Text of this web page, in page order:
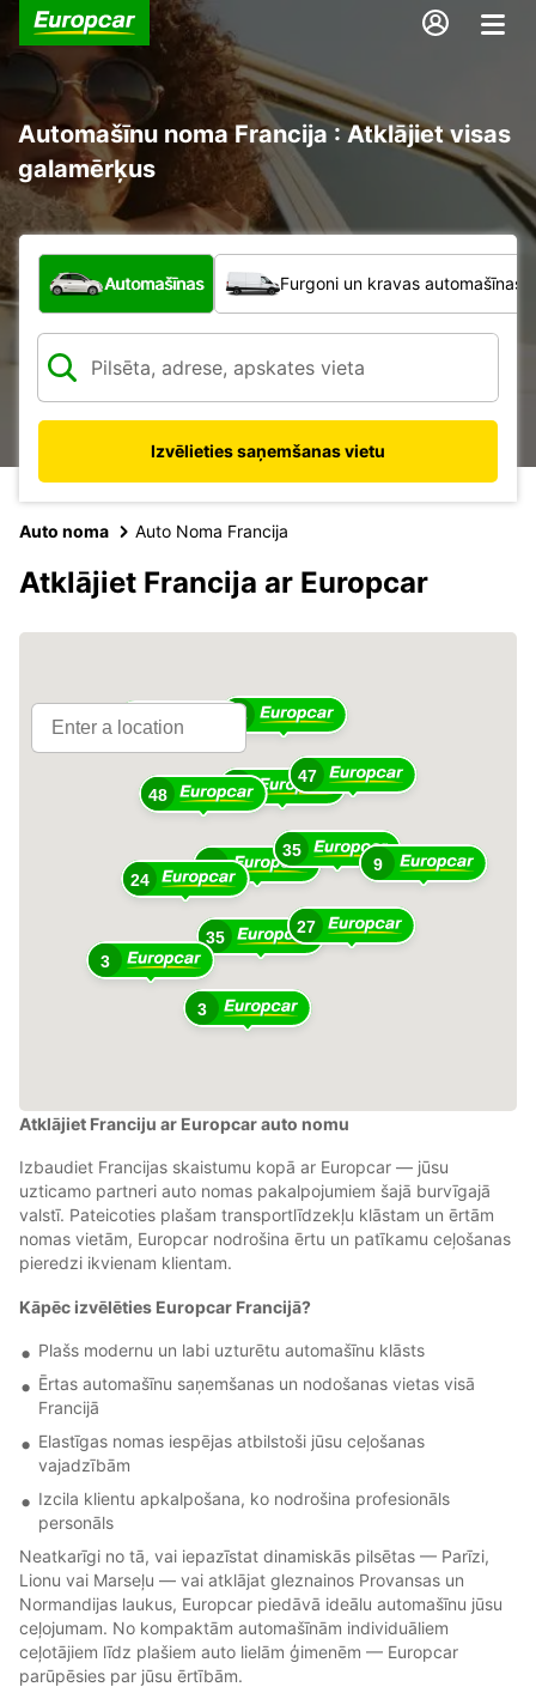
Automašīnu noma Francija : Atklājiet visas
galamērķus
Kāda veida transportlīdzeklis?
Automašīnas Furgoni un kravas automašīnas
Izvēlieties saņemšanas vietu
Auto noma Auto Noma Francija
Atklājiet Francija ar Europcar
49
35
35
18
24
48
27
47
36
3
3
9
16
Atklājiet Franciju ar Europcar auto nomu
Izbaudiet Francijas skaistumu kopā ar Europcar — jūsu
uzticamo partneri auto nomas pakalpojumiem šajā burvīgajā
valstī. Pateicoties plašam transportlīdzekļu klāstam un ērtām
nomas vietām, Europcar nodrošina ērtu un patīkamu ceļošanas
pieredzi ikvienam klientam.
Kāpēc izvēlēties Europcar Francijā?
Plašs modernu un labi uzturētu automašīnu klāsts
Ērtas automašīnu saņemšanas un nodošanas vietas visā
Francijā
Elastīgas nomas iespējas atbilstoši jūsu ceļošanas
vajadzībām
Izcila klientu apkalpošana, ko nodrošina profesionāls
personāls
Neatkarīgi no tā, vai iepazīstat dinamiskās pilsētas — Parīzi,
Lionu vai Marseļu — vai atklājat gleznainos Provansas un
Normandijas laukus, Europcar piedāvā ideālu automašīnu jūsu
ceļojumam. No kompaktām automašīnām individuāliem
ceļotājiem līdz plašiem auto lielām ģimenēm — Europcar
parūpēsies par jūsu ērtībām.